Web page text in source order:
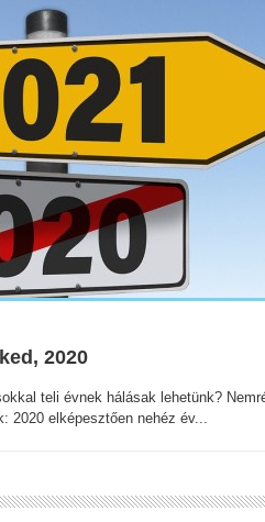
2020
teli évnek hálásak lehetünk?
2020 elképesztően nehéz év...